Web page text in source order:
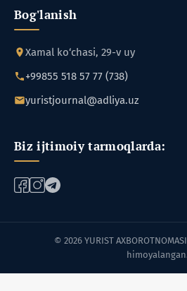
Bog'lanish
Xamal ko‘chasi, 29-v uy
+99855 518 57 77 (738)
yuristjournal@adliya.uz
Biz ijtimoiy tarmoqlarda:
© 2026 YURIST